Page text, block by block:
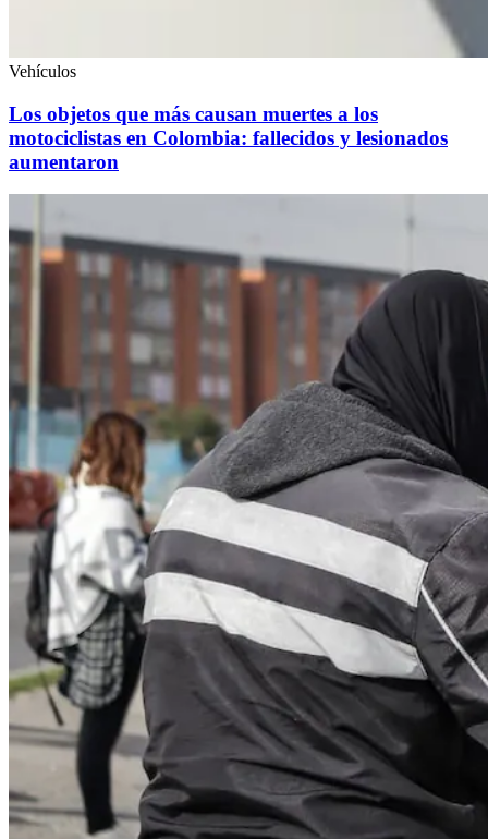
Vehículos
Los objetos que más causan muertes a los
motociclistas en Colombia: fallecidos y lesionados
aumentaron